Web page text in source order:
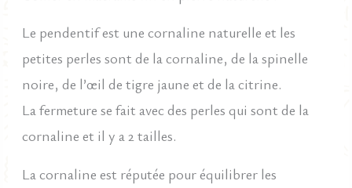
et
pampilles.
Le pendentif est une cornaline naturelle et les
petites perles sont de la cornaline, de la spinelle
noire, de l’œil de tigre jaune et de la citrine.
La fermeture se fait avec des perles qui sont de la
cornaline et il y a 2 tailles.
La cornaline est réputée pour équilibrer les